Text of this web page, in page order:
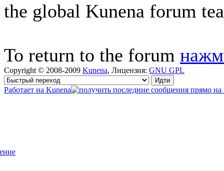
the global Kunena forum
To return to the forum
Copyright © 2008-2009 Kunena, Лицензия: GNU GPL
Работает на Kunena